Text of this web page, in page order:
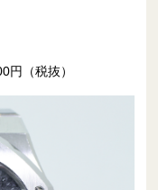
円（税抜）